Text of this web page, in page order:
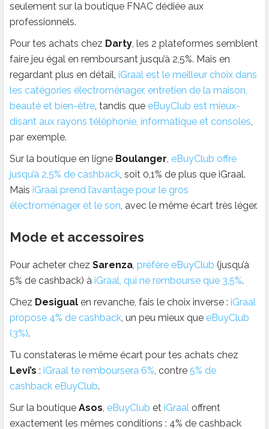
seulement sur la boutique FNAC dédiée aux
professionnels.
Pour tes achats chez Darty, les 2 plateformes semblent
faire jeu égal en remboursant jusqu’à 2,5%. Mais en
regardant plus en détail, iGraal est le meilleur choix dans
les catégories électroménager, entretien de la maison,
beauté et bien-être, tandis que eBuyClub est mieux-
disant aux rayons téléphonie, informatique et consoles,
par exemple.
Sur la boutique en ligne Boulanger, eBuyClub offre
jusqu’à 2,5% de cashback, soit 0,1% de plus que iGraal.
Mais iGraal prend l’avantage pour le gros
électroménager et le son, avec le même écart très léger.
Mode et accessoires
Pour acheter chez Sarenza, préfère eBuyClub (jusqu’à
5% de cashback) à iGraal, qui ne rembourse que 3,5%.
Chez Desigual en revanche, fais le choix inverse : iGraal
propose 4% de cashback, un peu mieux que eBuyClub
(3%).
Tu constateras le même écart pour tes achats chez
Levi’s : iGraal te remboursera 6%, contre 5% de
cashback eBuyClub.
Sur la boutique Asos, eBuyClub et iGraal offrent
exactement les mêmes conditions : 4% de cashback